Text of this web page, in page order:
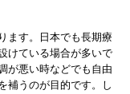
ます。日本でも長期療
けている場合が多いで
が悪い時などでも自由
補うのが目的です。し